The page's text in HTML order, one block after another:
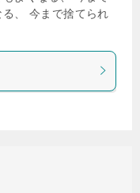
、 今まで捨てられ